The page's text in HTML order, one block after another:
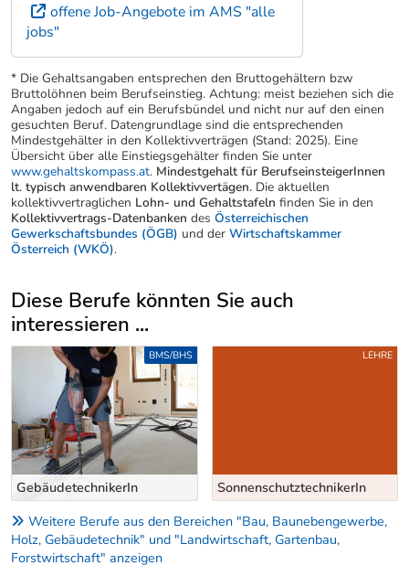
offene Job-Angebote im AMS "alle
jobs"
* Die Gehaltsangaben entsprechen den Bruttogehältern bzw
Bruttolöhnen beim Berufseinstieg. Achtung: meist beziehen sich die
Angaben jedoch auf ein Berufsbündel und nicht nur auf den einen
gesuchten Beruf. Datengrundlage sind die entsprechenden
Mindestgehälter in den Kollektivverträgen (Stand: 2025). Eine
Übersicht über alle Einstiegsgehälter finden Sie unter
www.gehaltskompass.at. Mindestgehalt für BerufseinsteigerInnen
lt. typisch anwendbaren Kollektivvertägen. Die aktuellen
kollektivvertraglichen Lohn- und Gehaltstafeln finden Sie in den
Kollektivvertrags-Datenbanken des Österreichischen
Gewerkschaftsbundes (ÖGB) und der Wirtschaftskammer
Österreich (WKÖ).
Diese Berufe könnten Sie auch
interessieren ...
Uber weitere Berufsvorschläge
SonnenschutztechnikerIn
LEHRE
BauhelferIn
HILFS-/ANLERNBERUFE
Weitere Berufe aus den Bereichen "Bau, Baunebengewerbe,
Holz, Gebäudetechnik" und "Landwirtschaft, Gartenbau,
Forstwirtschaft" anzeigen